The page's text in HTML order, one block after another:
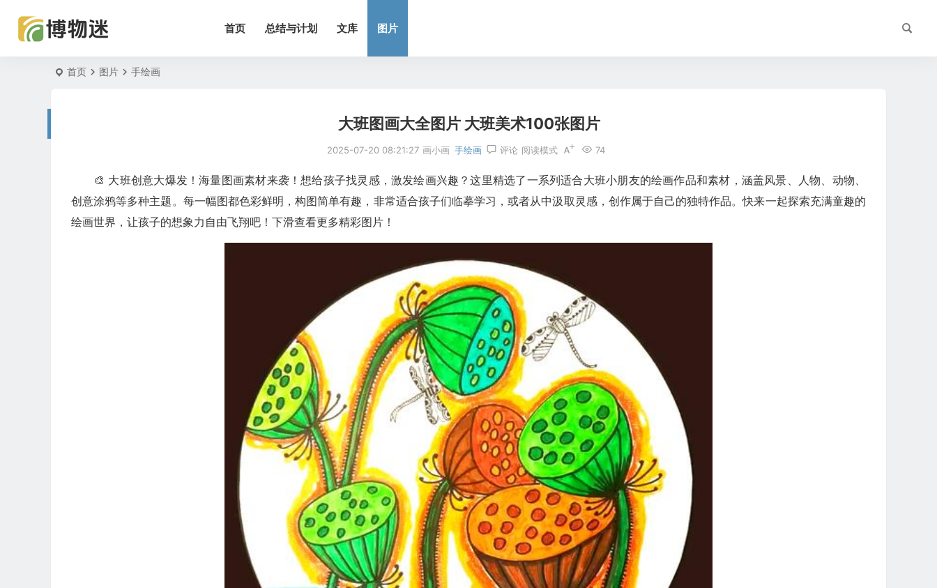
首页 总结与计划 文库 图片
首页 图片 手绘画
大班图画大全图片 大班美术100张图片
2025-07-20 08:21:27 画小画 手绘画 评论 74
阅读模式
🎨 大班创意大爆发！海量图画素材来袭！想给孩子找灵感，激发绘画兴趣？这里精选了一系列适合大班小朋友的绘画作品和素材，涵盖风景、人物、动物、
创意涂鸦等多种主题。每一幅图都色彩鲜明，构图简单有趣，非常适合孩子们临摹学习，或者从中汲取灵感，创作属于自己的独特作品。快来一起探索充满童趣的
绘画世界，让孩子的想象力自由飞翔吧！下滑查看更多精彩图片！